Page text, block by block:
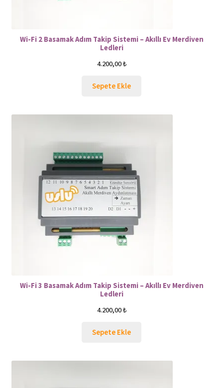
Wi-Fi 2 Basamak Adım Takip Sistemi – Akıllı Ev Merdiven
Ledleri
4.200,00₺
Sepete Ekle
Wi-Fi 3 Basamak Adım Takip Sistemi – Akıllı Ev Merdiven
Ledleri
4.200,00₺
Sepete Ekle